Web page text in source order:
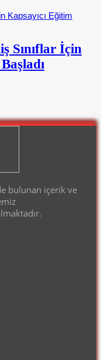
Sınıflar İçin
bulunan içerik ve